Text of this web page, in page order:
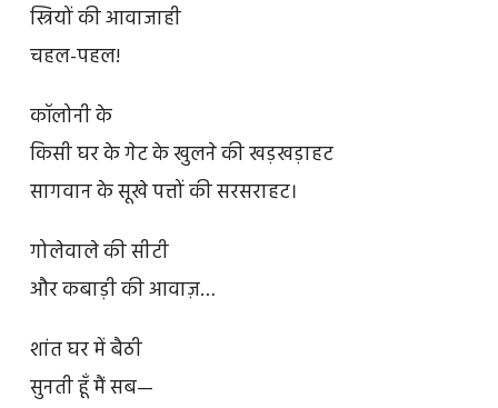
स्त्रियों की आवाजाही
चहल-पहल!
कॉलोनी के
किसी घर के गेट के खुलने की खड़खड़ाहट
सागवान के सूखे पत्तों की सरसराहट।
गोलेवाले की सीटी
और कबाड़ी की आवाज़…
शांत घर में बैठी
सुनती हूँ मैं सब—